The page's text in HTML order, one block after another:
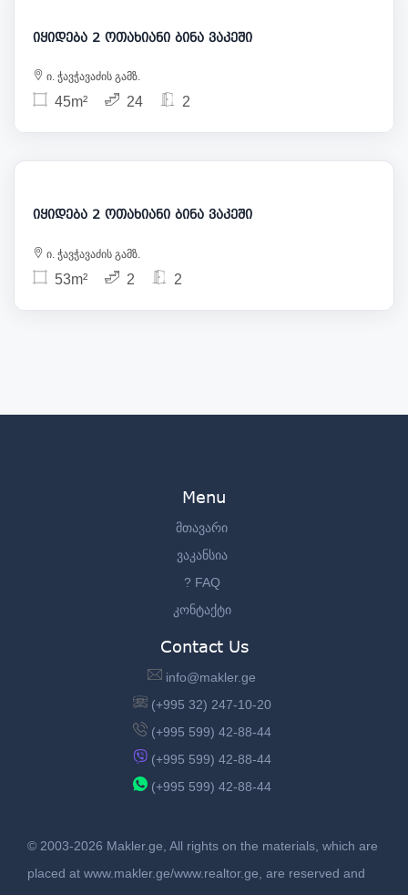
იყიდება 2 ოთახიანი ბინა ვაკეში
ი. ჭავჭავაძის გამზ.
45m² 24 2
239 000
იყიდება 2 ოთახიანი ბინა ვაკეში
ი. ჭავჭავაძის გამზ.
53m² 2 2
Menu
მთავარი
ვაკანსია
? FAQ
კონტაქტი
Contact Us
info@makler.ge
(+995 32) 247-10-20
(+995 599) 42-88-44
(+995 599) 42-88-44
(+995 599) 42-88-44
© 2003-2026 Makler.ge, All rights on the materials, which are
placed at www.makler.ge/www.realtor.ge, are reserved and